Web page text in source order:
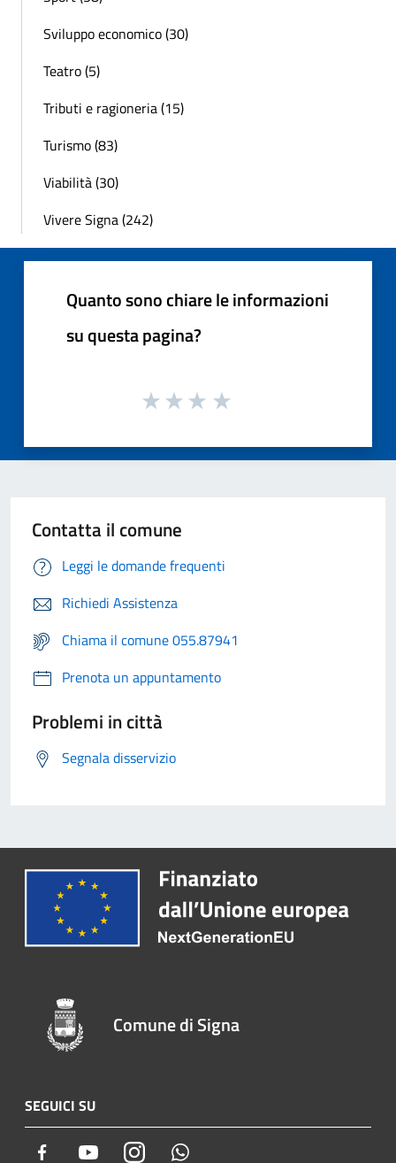
Sviluppo economico (30)
Teatro (5)
Tributi e ragioneria (15)
Turismo (83)
Viabilità (30)
Vivere Signa (242)
Quanto sono chiare le informazioni
su questa pagina?
Contatta il comune
Leggi le domande frequenti
Richiedi Assistenza
Chiama il comune 055.87941
Prenota un appuntamento
Problemi in città
Segnala disservizio
Comune di Signa
SEGUICI SU
Facebook YoutubeInstagram